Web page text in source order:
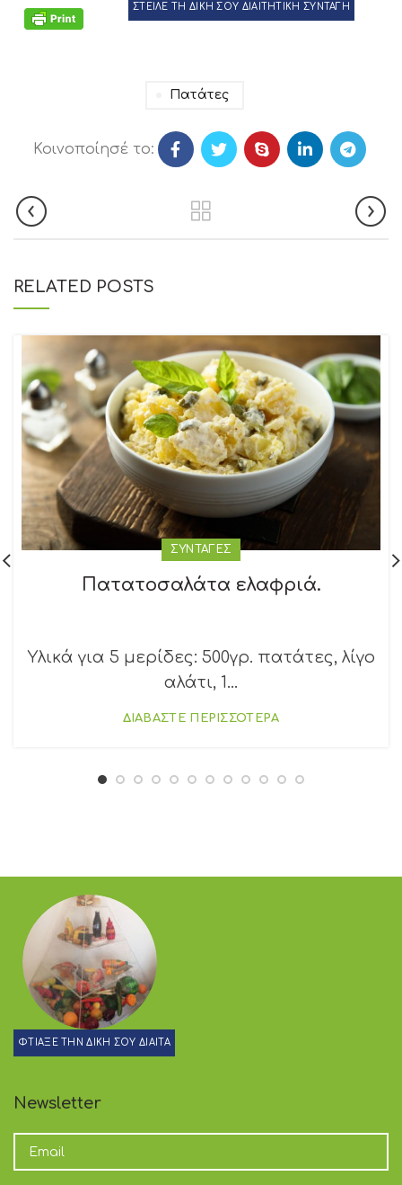
ΣΤΕΙΛΕ ΤΗ ΔΙΚΗ ΣΟΥ ΔΙΑΙΤΗΤΙΚΗ ΣΥΝΤΑΓΗ
Πατάτες
Κοινοποίησέ το:
RELATED POSTS
ΣΥΝΤΑΓΕΣ
Πατατοσαλάτα ελαφριά.
Υλικά για 5 μερίδες: 500γρ. πατάτες, λίγο
αλάτι, 1...
ΔΙΑΒΑΣΤΕ ΠΕΡΙΣΣΟΤΕΡΑ
ΦΤΙΑΞΕ ΤΗΝ ΔΙΚΗ ΣΟΥ ΔΙΑΙΤΑ
Newsletter